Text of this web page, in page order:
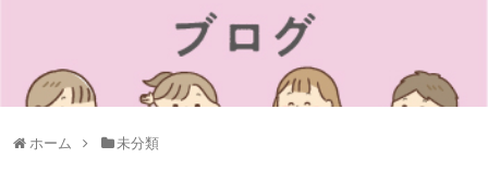
ホーム 未分類